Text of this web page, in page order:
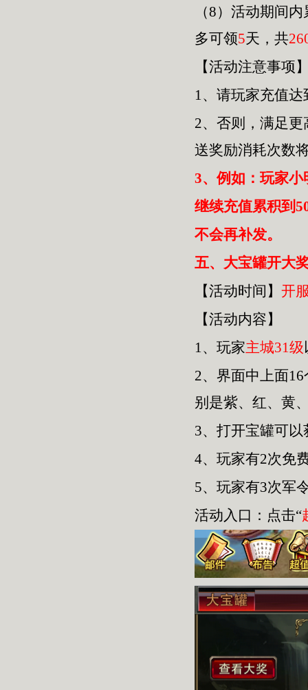
（8）活动期间
多可领5天，共
【活动注意事项
1、请玩家充值
2、否则，满足
送奖励消耗次数
3、例如：玩家
继续充值累积到
不会再补发。
五、大宝罐开大
【活动时间】 开
【活动内容】
1、玩家主城31级
2、界面中上面
别是紫、红、黄
3、打开宝罐可
4、玩家有2次免
5、玩家有3次军
活动入口：点击“